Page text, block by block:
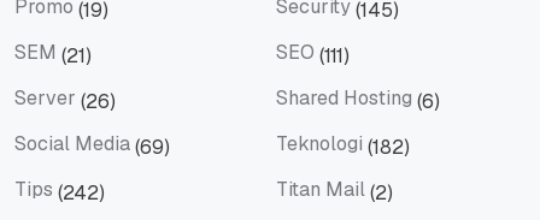
Promo (19) Security(145)
SEM (21) SEO (111)
Server (26) Shared Hosting (6)
Social Media(69) Teknologi (182)
Tips (242) Titan Mail(2)